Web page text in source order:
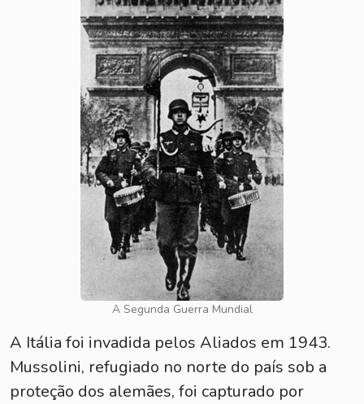
A Segunda Guerra Mundial
A Itália foi invadida pelos Aliados em 1943.
Mussolini, refugiado no norte do país sob a
proteção dos alemães, foi capturado por